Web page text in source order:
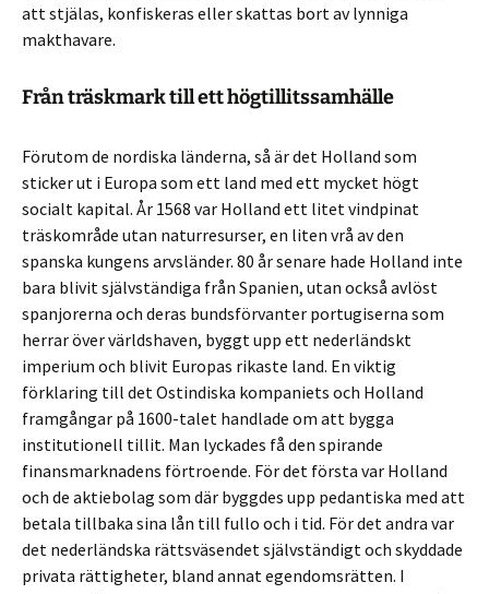
att stjälas, konfiskeras eller skattas bort av lynniga
makthavare.
Från träskmark till ett högtillitssamhälle
Förutom de nordiska länderna, så är det Holland som
sticker ut i Europa som ett land med ett mycket högt
socialt kapital. År 1568 var Holland ett litet vindpinat
träskområde utan naturresurser, en liten vrå av den
spanska kungens arvsländer. 80 år senare hade Holland inte
bara blivit självständiga från Spanien, utan också avlöst
spanjorerna och deras bundsförvanter portugiserna som
herrar över världshaven, byggt upp ett nederländskt
imperium och blivit Europas rikaste land. En viktig
förklaring till det Ostindiska kompaniets och Holland
framgångar på 1600-talet handlade om att bygga
institutionell tillit. Man lyckades få den spirande
finansmarknadens förtroende. För det första var Holland
och de aktiebolag som där byggdes upp pedantiska med att
betala tillbaka sina lån till fullo och i tid. För det andra var
det nederländska rättsväsendet självständigt och skyddade
privata rättigheter, bland annat egendomsrätten. I